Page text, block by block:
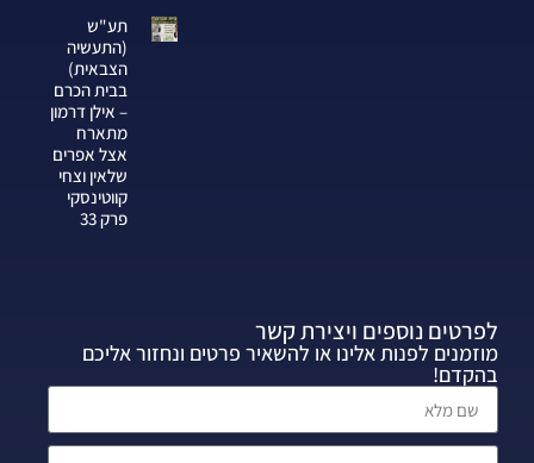
תע"ש
(התעשיה
הצבאית)
בבית הכרם
– אילן דרמון
מתארח
אצל אפרים
שלאין וצחי
קווטינסקי
פרק 33
לפרטים נוספים ויצירת קשר
מוזמנים לפנות אלינו או להשאיר פרטים ונחזור אליכם
בהקדם!